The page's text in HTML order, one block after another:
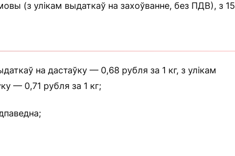
(з улікам выдаткаў на захоўванне, без ПДВ), з 15
на дастаўку — 0,68 рубля за 1 кг, з улікам
— 0,71 рубля за 1 кг;